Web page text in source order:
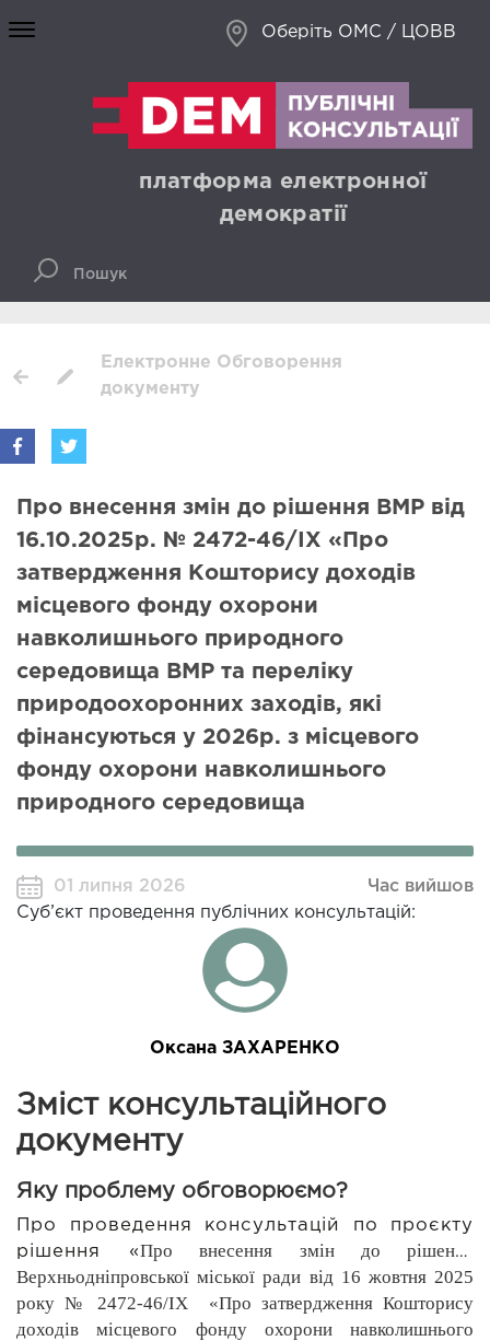
Оберіть ОМС / ЦОВВ
платформа електронної
демократії
Електронне Обговорення
документу
Про внесення змін до рішення ВМР від
16.10.2025р. № 2472-46/ІХ «Про
затвердження Кошторису доходів
місцевого фонду охорони
навколишнього природного
середовища ВМР та переліку
природоохоронних заходів, які
фінансуються у 2026р. з місцевого
фонду охорони навколишнього
природного середовища
01 липня 2026
Час вийшов
Суб’єкт проведення публічних консультацій:
Оксана ЗАХАРЕНКО
Зміст консультаційного
документу
Яку проблему обговорюємо?
Про проведення консультацій по проєкту
рішення «Про внесення змін до рішення
Верхньодніпровської міської ради від 16 жовтня 2025
року № 2472-46/ІХ  «Про затвердження Кошторису
доходів місцевого фонду охорони навколишнього